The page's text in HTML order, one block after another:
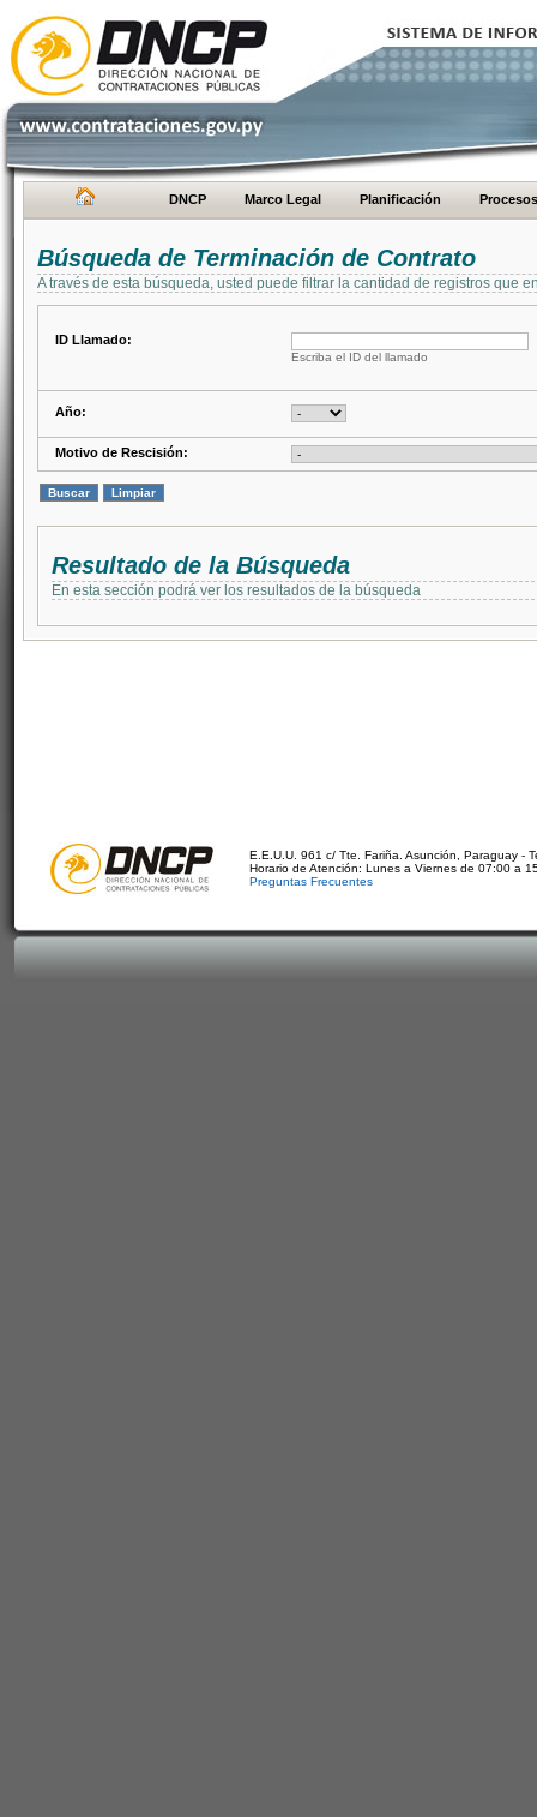
DNCP Marco Legal Planificación Procesos
Búsqueda de Terminación de Contrato
A través de esta búsqueda, usted puede filtrar la cantidad de registros que
ID Llamado:
Escriba el ID del llamado
Año:
Motivo de Rescisión:
Resultado de la Búsqueda
En esta sección podrá ver los resultados de la búsqueda
E.E.U.U. 961 c/ Tte. Fariña. Asunción, Paraguay -
Horario de Atención: Lunes a Viernes de 07:00 a
Preguntas Frecuentes